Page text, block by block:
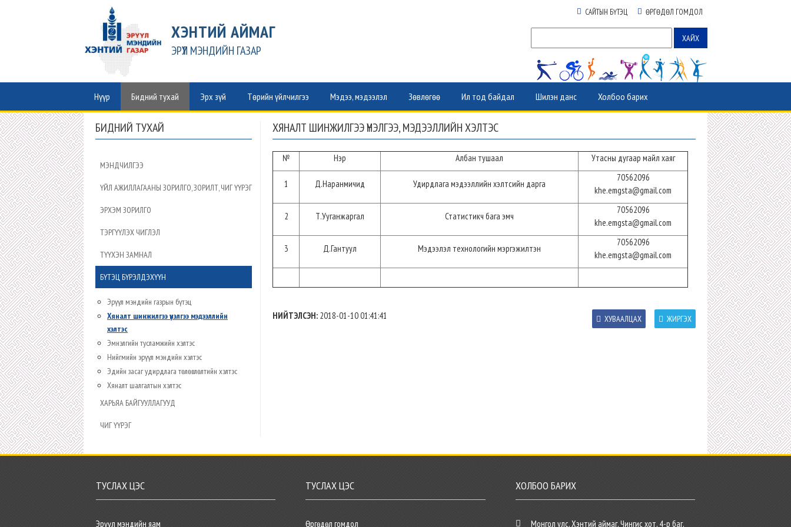
ХЭНТИЙ АЙМАГ
ЭРҮҮЛ МЭНДИЙН ГАЗАР
САЙТЫН БҮТЭЦ ӨРГӨДӨЛ ГОМДОЛ
Нүүр Бидний тухай Эрх зүй Төрийн үйлчилгээ Мэдээ, мэдээлэл Зөвлөгөө Ил тод байдал Шилэн данс Холбоо барих
БИДНИЙ ТУХАЙ
МЭНДЧИЛГЭЭ
ҮЙЛ АЖИЛЛАГААНЫ ЗОРИЛГО, ЗОРИЛТ, ЧИГ ҮҮРЭГ
ЭРХЭМ ЗОРИЛГО
ТЭРГҮҮЛЭХ ЧИГЛЭЛ
ТҮҮХЭН ЗАМНАЛ
БҮТЭЦ БҮРЭЛДЭХҮҮН
Эрүүл мэндийн газрын бүтэц
Хяналт шинжилгээ үнэлгээ мэдээллийн
хэлтэс
Эмнэлгийн тусламжийн хэлтэс
Нийгмийн эрүүл мэндийн хэлтэс
Эдийн засаг удирдлага төлөвлөлтийн хэлтэс
Хяналт шалгалтын хэлтэс
ХАРЬЯА БАЙГУУЛЛАГУУД
ЧИГ ҮҮРЭГ
ХЯНАЛТ ШИНЖИЛГЭЭ ҮНЭЛГЭЭ, МЭДЭЭЛЛИЙН ХЭЛТЭС
№ Нэр Албан тушаал Утасны дугаар майл хаяг
1 Д.Наранмичид Удирдлага мэдээллийн хэлтсийн дарга
70562096
khe.emgsta@gmail.com
2 Т.Ууганжаргал Статистикч бага эмч
70562096
khe.emgsta@gmail.com
3 Д.Гантуул Мэдээлэл технологийн мэргэжилтэн
70562096
khe.emgsta@gmail.com
НИЙТЭЛСЭН: 2018-01-10 01:41:41 ЖИРГЭХ
ХУВААЛЦАХ
ТУСЛАХ ЦЭС
Эрүүл мэндийн яам
ТУСЛАХ ЦЭС
Өргөдөл гомдол
ХОЛБОО БАРИХ
Монгол улс, Хэнтий аймаг, Чингис хот, 4-р баг,